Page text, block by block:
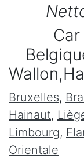
Bruxelles,
Hainaut,
Limbourg,
Orientale